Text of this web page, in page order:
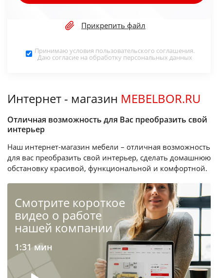
Прикрепить файл
Принимаю условия пользовательского соглашения.
Даю согласие на обработку персональных данных
Интернет - магазин MEBELBOR.RU
Отличная возможность для Вас преобразить свой
интерьер
Наш интернет-магазин мебели – отличная возможность
для вас преобразить свой интерьер, сделать домашнюю
обстановку красивой, функциональной и комфортной.
Cмотрите короткое
видео о работе
нашей компании
1:31 мин